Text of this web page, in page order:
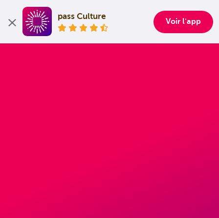
pass Culture
Voir l'app